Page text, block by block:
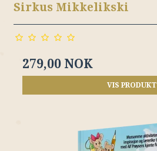
Sirkus Mikkelikski
279,00 NOK
VIS PRODUKT